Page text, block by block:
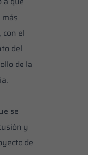
con el
del
de la
se
y
de